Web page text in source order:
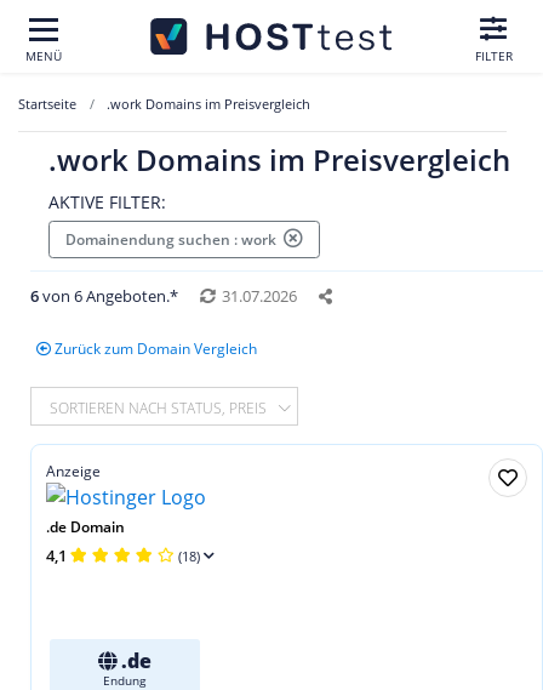
MENÜ FILTER
Startseite .work Domains im Preisvergleich
.work Domains im Preisvergleich
AKTIVE FILTER:
Domainendung suchen : work
6von 6 Angeboten.* 31.07.2026
Zurück zum Domain Vergleich
SORTIEREN NACH STATUS, PREIS
Anzeige
.de Domain
4,1 (18)
.de
Endung